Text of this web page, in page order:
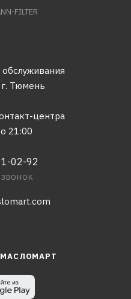
FILTER
г. Тюмень
центра
21:00
02-92
ЗВОНОК